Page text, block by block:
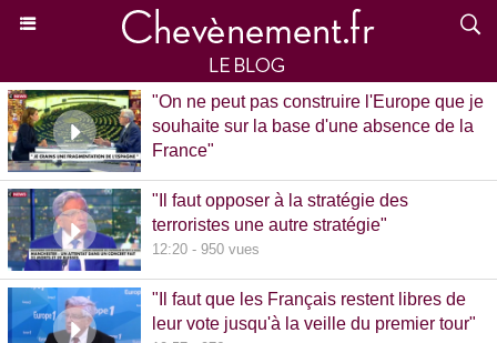
"On ne peut pas construire l'Europe que je
souhaite sur la base d'une absence de la
France"
"Il faut opposer à la stratégie des
terroristes une autre stratégie"
12:20 - 950 vues
"Il faut que les Français restent libres de
leur vote jusqu'à la veille du premier tour"